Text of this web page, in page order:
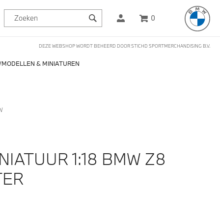
0
DEZE WEBSHOP WORDT BEHEERD DOOR STICHD SPORTMERCHANDISING B.V.
MODELLEN & MINIATUREN
1:18 BMW Z8